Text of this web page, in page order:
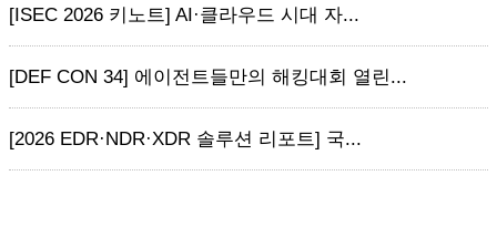
[ISEC 2026 키노트] AI·클라우드 시대 자...
[DEF CON 34] 에이전트들만의 해킹대회 열린...
[2026 EDR·NDR·XDR 솔루션 리포트] 국...